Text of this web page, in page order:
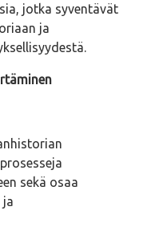
jotka syventävät
ja
sekä osaa
ja